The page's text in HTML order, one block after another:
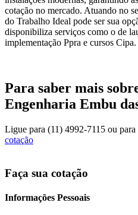
cotação no mercado. Atuando no
do Trabalho Ideal pode ser sua
disponibiliza serviços como o de
implementação Ppra e cursos Cipa.
Para saber mais
Engenharia Embu
Ligue para (11) 4992-7115 ou para
cotação
Faça sua cotação
Informações Pessoais